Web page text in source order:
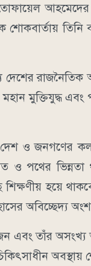
তোফায়েল
তিনি
মুক্তিযুদ্ধ এবং
ও জনগণের
ও পথের
শিক্ষণীয় হয়ে
অবিচ্ছেদ্য
এবং তাঁর
অবস্থায়